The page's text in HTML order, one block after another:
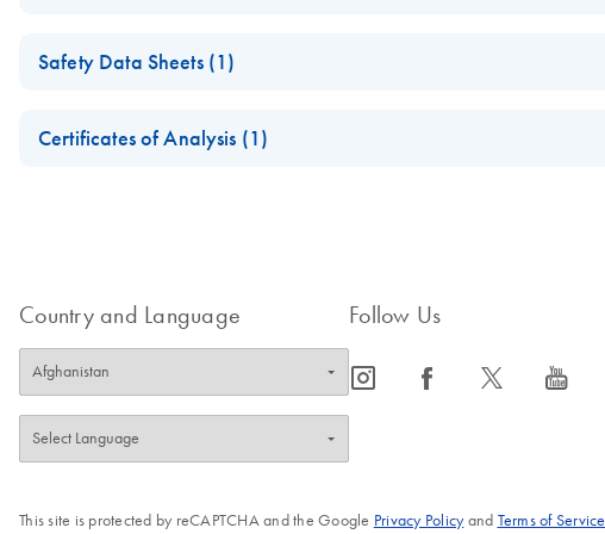
Safety Data Sheets (1)
Certificates of Analysis (1)
Country and Language Follow Us
icon_0065_instagram-s icon_0064_facebook-s icon_0340_cc_gen_x-s icon_0077_youtube-s
This site is protected by reCAPTCHA and the Google Privacy Policyand Terms of Service